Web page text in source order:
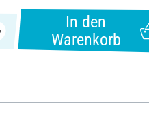
In den
Warenkorb